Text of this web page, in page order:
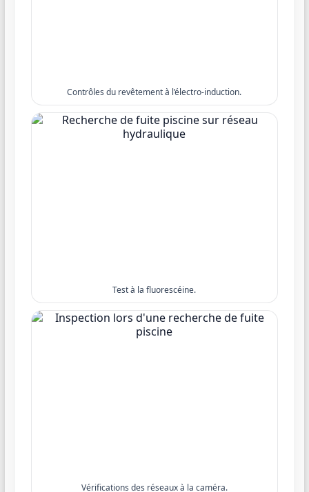
Contrôles du revêtement à l’électro-induction.
Test à la fluorescéine.
Vérifications des réseaux à la caméra.